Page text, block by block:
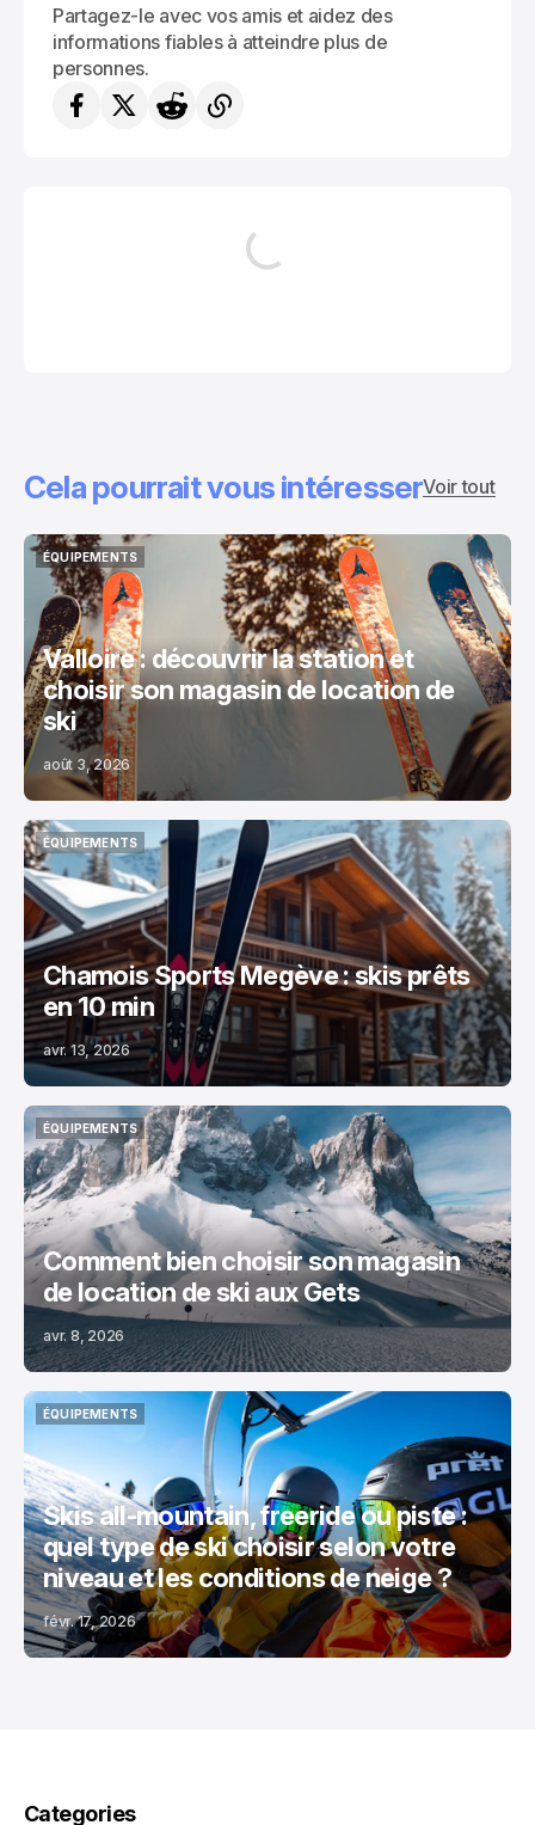
Partagez-le avec vos amis et aidez des
informations fiables à atteindre plus de
personnes.
Cela pourrait vous intéresserVoir tout
ÉQUIPEMENTS
ÉQUIPEMENTS
Valloire : découvrir la station et
choisir son magasin de location de
ski
août 3, 2026
ÉQUIPEMENTS
ÉQUIPEMENTS
Chamois Sports Megève : skis prêts
en 10 min
avr. 13, 2026
ÉQUIPEMENTS
ÉQUIPEMENTS
Comment bien choisir son magasin
de location de ski aux Gets
avr. 8, 2026
ÉQUIPEMENTS
Skis all-mountain, freeride ou piste :
quel type de ski choisir selon votre
niveau et les conditions de neige ?
févr. 17, 2026
Categories